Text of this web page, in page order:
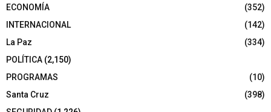
ECONOMÍA
(352)
INTERNACIONAL
(142)
La Paz
(334)
POLÍTICA (2,150)
PROGRAMAS
(10)
Santa Cruz
(398)